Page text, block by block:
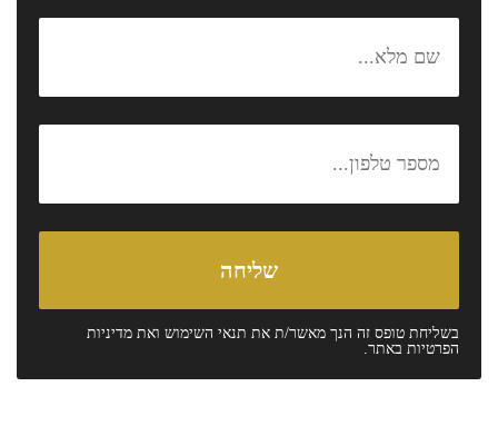
בשליחת טופס זה הנך מאשר/ת את תנאי השימוש ואת מדיניות
הפרטיות באתר.